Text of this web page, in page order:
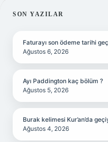
SIDEBAR
SON YAZILAR
Faturayı son ödeme tarihi
Ağustos 6, 2026
Ayı Paddington kaç bölüm ?
Ağustos 5, 2026
Burak kelimesi Kur’an’da
Ağustos 4, 2026